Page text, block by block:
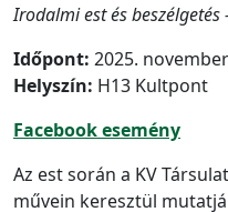
Irodalmi est és beszélgetés
Időpont: 2025.
Helyszín: H13 Kultpont
Facebook esemény
Az est során a KV
művein keresztül